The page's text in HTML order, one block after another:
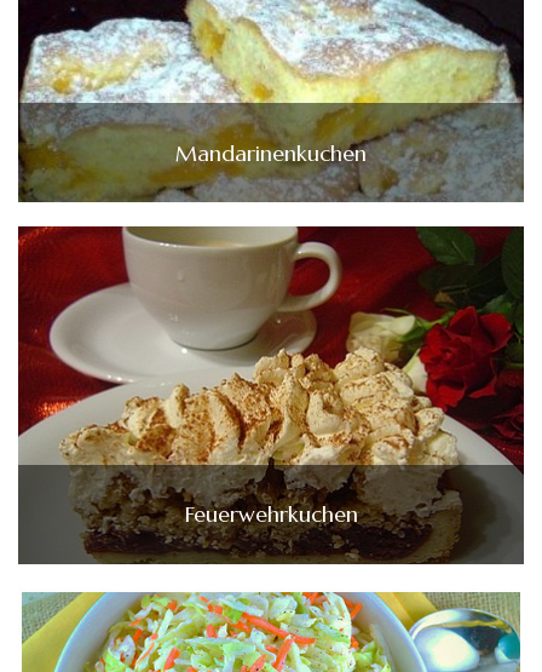
Mandarinenkuchen
Feuerwehrkuchen